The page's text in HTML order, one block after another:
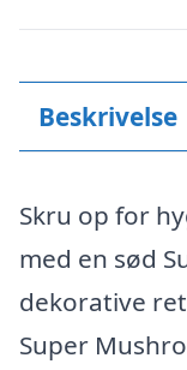
Beskrivelse
Skru op for
med en sød
dekorative
Super